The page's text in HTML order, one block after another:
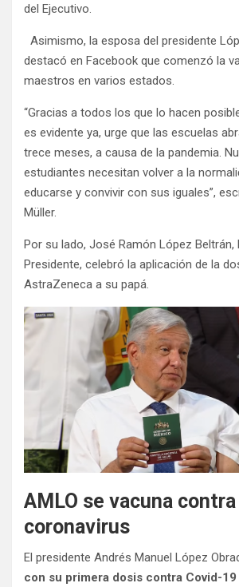
del Ejecutivo.
Asimismo, la esposa del presidente
destacó en Facebook que comenzó la
maestros en varios estados.
“Gracias a todos los que lo hacen
es evidente ya, urge que las escuelas
trece meses, a causa de la pandemia.
estudiantes necesitan volver a la
educarse y convivir con sus iguales”,
Müller.
Por su lado, José Ramón López Beltrán,
Presidente, celebró la aplicación de la
AstraZeneca a su papá.
AMLO se vacuna contra
coronavirus
El presidente Andrés Manuel López
con su primera dosis contra Covid-19